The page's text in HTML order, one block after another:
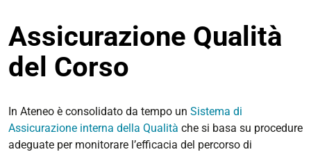
Assicurazione Qualità
del Corso
In Ateneo è consolidato da tempo un Sistema di
Assicurazione interna della Qualità che si basa su procedure
adeguate per monitorare l’efficacia del percorso di